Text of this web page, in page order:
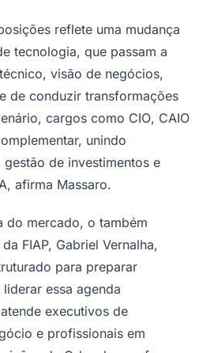
reflete uma mudança
tecnologia, que passam a
visão de negócios,
de conduzir transformações
cargos como CIO, CAIO
unindo
de investimentos e
afirma Massaro.
do mercado, o também
FIAP, Gabriel Vernalha,
para preparar
essa agenda
executivos de
e profissionais em